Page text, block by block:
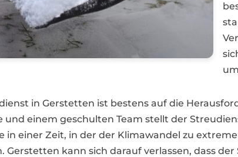
in Gerstetten ist bestens auf die
und einem geschulten Team stellt der
in einer Zeit, in der der Klimawandel zu
Gerstetten kann sich darauf verlassen, dass